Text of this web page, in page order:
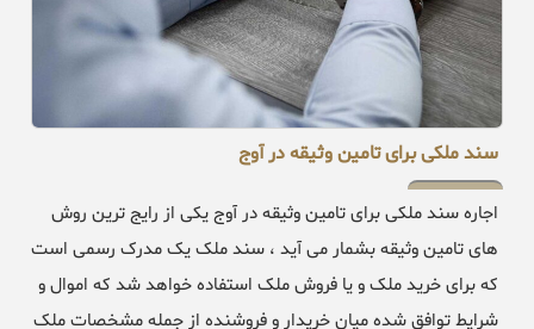
سند ملکی برای تامین وثیقه در آوج
اجاره سند ملکی برای تامین وثیقه در آوج یکی از رایج ترین روش
های تامین وثیقه بشمار می آید ، سند ملک یک مدرک رسمی است
که برای خرید ملک و یا فروش ملک استفاده خواهد شد که اموال و
شرایط توافق شده میان خریدار و فروشنده از جمله مشخصات ملک